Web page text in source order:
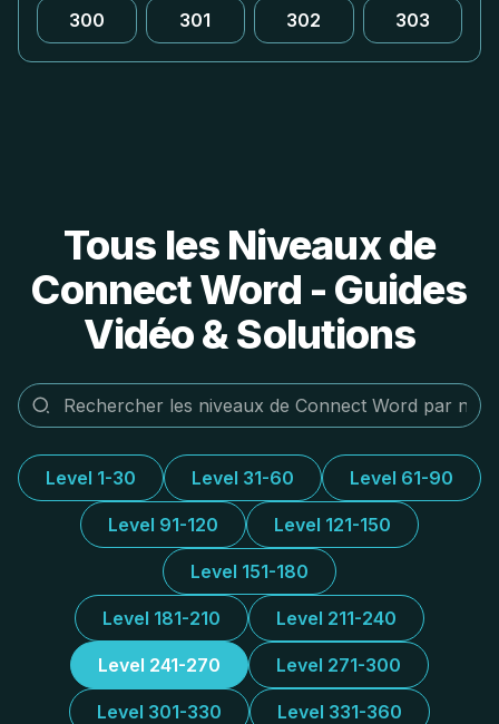
300 301 302 303
Tous les Niveaux de
Connect Word - Guides
Vidéo & Solutions
Level 1-30 Level 31-60 Level 61-90
Level 91-120 Level 121-150
Level 151-180
Level 181-210 Level 211-240
Level 241-270 Level 271-300
Level 301-330 Level 331-360